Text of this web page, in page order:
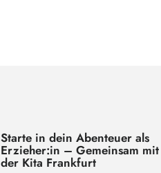
Starte in dein Abenteuer als
Erzieher:in – Gemeinsam mit
der Kita Frankfurt